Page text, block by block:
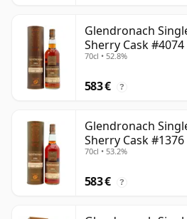
Glendronach
Sherry Cask
70cl • 52.8%
583 € ?
Glendronach
Sherry Cask
70cl • 53.2%
583 € ?